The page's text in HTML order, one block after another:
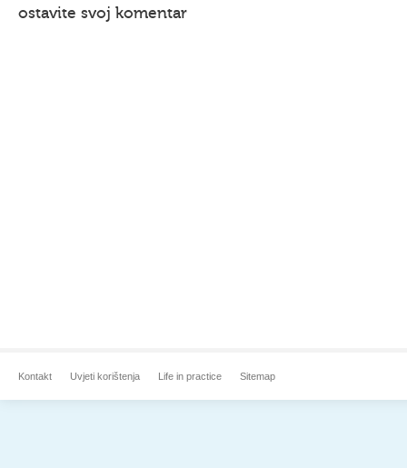
ostavite svoj komentar
Kontakt Uvjeti korištenja Life in practice Sitemap